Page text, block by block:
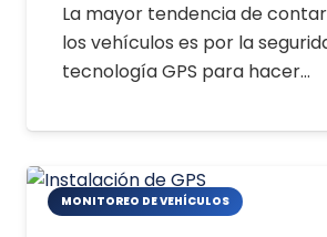
La mayor tendencia de
los vehículos es por la
tecnología GPS para hacer…
MONITOREO DE VEHÍCULOS